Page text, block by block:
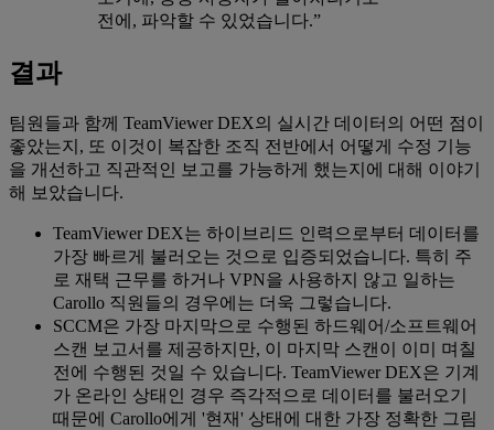
전에, 파악할 수 있었습니다.”
결과
팀원들과 함께 TeamViewer DEX의 실시간 데이터의 어떤 점이
좋았는지, 또 이것이 복잡한 조직 전반에서 어떻게 수정 기능
을 개선하고 직관적인 보고를 가능하게 했는지에 대해 이야기
해 보았습니다.
TeamViewer DEX는 하이브리드 인력으로부터 데이터를
가장 빠르게 불러오는 것으로 입증되었습니다. 특히 주
로 재택 근무를 하거나 VPN을 사용하지 않고 일하는
Carollo 직원들의 경우에는 더욱 그렇습니다.
SCCM은 가장 마지막으로 수행된 하드웨어/소프트웨어
스캔 보고서를 제공하지만, 이 마지막 스캔이 이미 며칠
전에 수행된 것일 수 있습니다. TeamViewer DEX은 기계
가 온라인 상태인 경우 즉각적으로 데이터를 불러오기
때문에 Carollo에게 '현재' 상태에 대한 가장 정확한 그림